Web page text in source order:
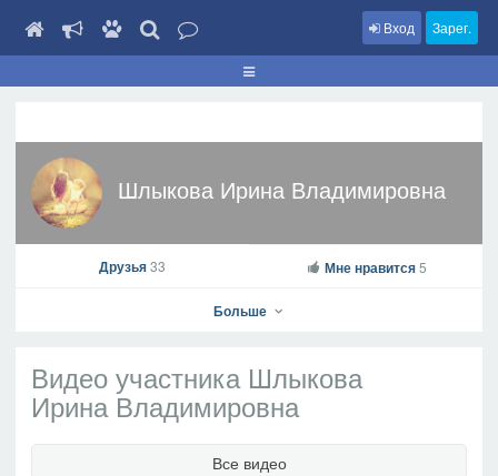
Вход Зарег.
Шлыкова Ирина Владимировна
Друзья33 Мне нравится 5
Больше
Видео участника Шлыкова
Ирина Владимировна
Все видео